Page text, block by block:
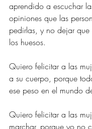
aprendido a escuchar
opiniones que las
pedirlas, y no dejar que
los huesos.
Quiero felicitar a las
a su cuerpo, porque
ese peso en el mundo
Quiero felicitar a las
marchar, porque yo no